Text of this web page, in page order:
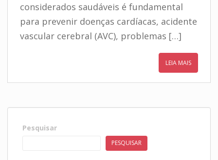
considerados saudáveis é fundamental
para prevenir doenças cardíacas, acidente
vascular cerebral (AVC), problemas […]
LEIA MAIS
Pesquisar
PESQUISAR